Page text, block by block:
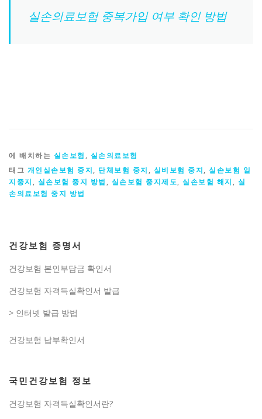
실손의료보험 중복가입 여부 확인 방법
에 배치하는 실손보험 , 실손의료보험
태그 개인실손보험 중지, 단체보험 중지 , 실비보험 중지, 실손보험 일
지중지 , 실손보험 중지 방법 , 실손보험 중지제도, 실손보험 해지 , 실
손의료보험 중지 방법
건강보험 증명서
건강보험 본인부담금 확인서
건강보험 자격득실확인서 발급
> 인터넷 발급 방법
건강보험 납부확인서
국민건강보험 정보
건강보험 자격득실확인서란?